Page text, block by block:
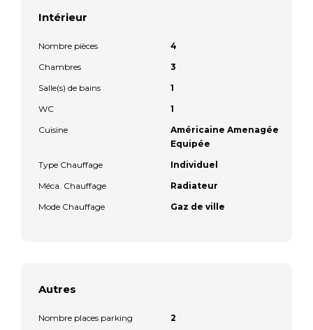
Intérieur
Nombre pièces
4
Chambres
3
Salle(s) de bains
1
WC
1
Cuisine
Américaine Amenagée
Equipée
Type Chauffage
Individuel
Méca. Chauffage
Radiateur
Mode Chauffage
Gaz de ville
Autres
Nombre places parking 2